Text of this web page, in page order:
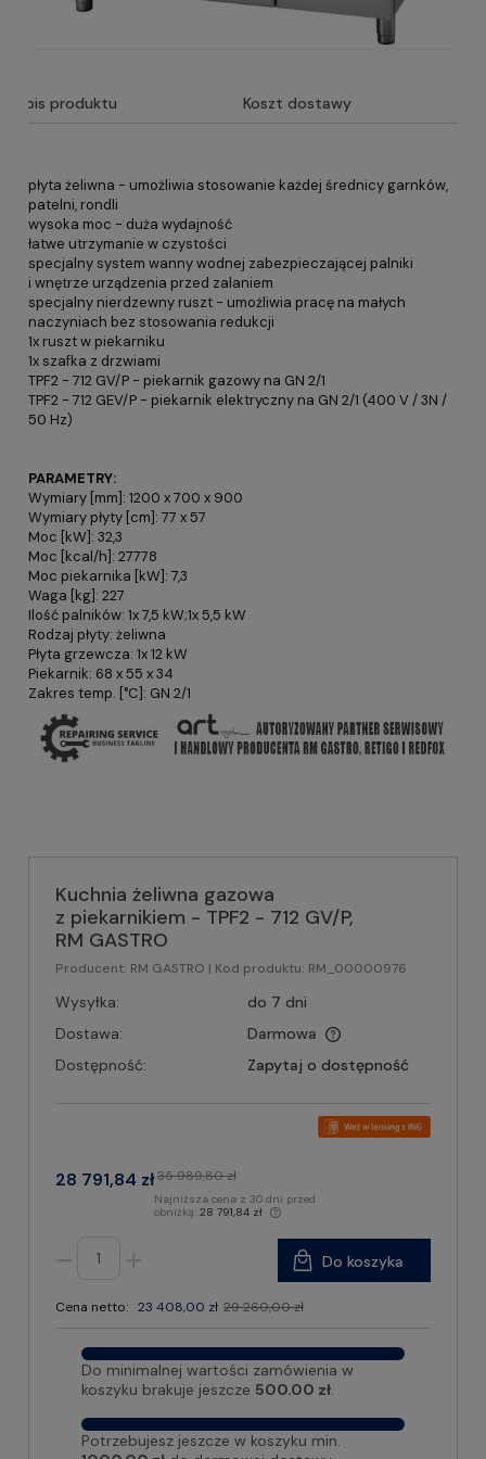
Opis produktu Koszt dostawy
płyta żeliwna - umożliwia stosowanie każdej średnicy garnków,
patelni, rondli
wysoka moc - duża wydajność
łatwe utrzymanie w czystości
specjalny system wanny wodnej zabezpieczającej palniki
i wnętrze urządzenia przed zalaniem
specjalny nierdzewny ruszt - umożliwia pracę na małych
naczyniach bez stosowania redukcji
1x ruszt w piekarniku
1x szafka z drzwiami
TPF2 - 712 GV/P - piekarnik gazowy na GN 2/1
TPF2 - 712 GEV/P - piekarnik elektryczny na GN 2/1 (400 V / 3N /
50 Hz)
PARAMETRY:
Wymiary [mm]: 1200 x 700 x 900
Wymiary płyty [cm]: 77 x 57
Moc [kW]: 32,3
Moc [kcal/h]: 27778
Moc piekarnika [kW]: 7,3
Waga [kg]: 227
Ilość palników: 1x 7,5 kW;1x 5,5 kW
Rodzaj płyty: żeliwna
Płyta grzewcza: 1x 12 kW
Piekarnik: 68 x 55 x 34
Zakres temp. [°C]: GN 2/1
Kuchnia żeliwna gazowa
z piekarnikiem - TPF2 - 712 GV/P,
RM GASTRO
Producent: RM GASTRO | Kod produktu: RM_00000976
Wysyłka:
do 7 dni
Dostawa:
Darmowa
Dostępność:
Zapytaj o dostępność
28 791,84 zł35 989,80 zł
Najniższa cena z 30 dni przed
obniżką: 28 791,84 zł
Cena netto: 23 408,00 zł 29 260,00 zł
Do koszyka
Do minimalnej wartości zamówienia w
koszyku brakuje jeszcze 500.00 zł.
Potrzebujesz jeszcze w koszyku min.